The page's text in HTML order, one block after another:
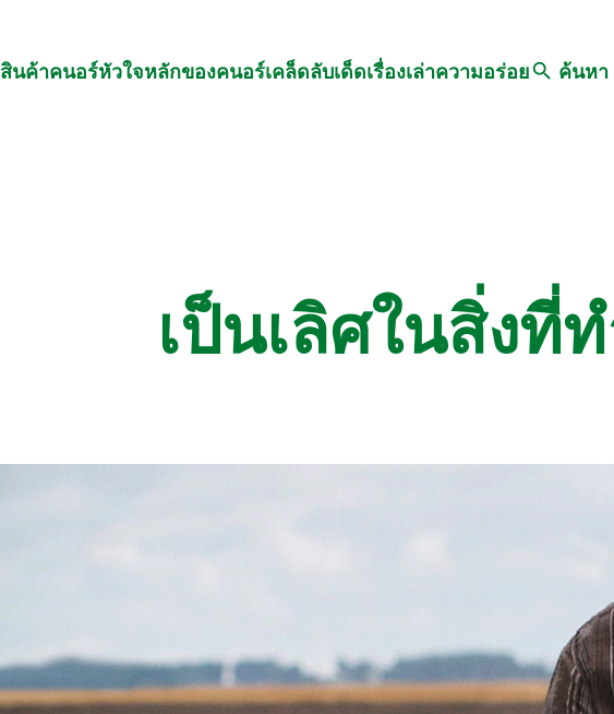
สินค้าคนอร์หัวใจหลักของคนอร์เคล็ดลับเด็ดเรื่องเล่าความอร่อย ค้นหา
เป็นเลิศในสิ่งที่